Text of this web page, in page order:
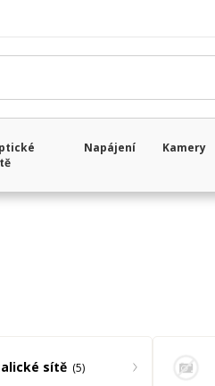
Napájení Kamery
sítě 5